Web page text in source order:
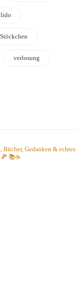
Stöckchen
verlosung
Bücher, Gedanken & echtes
📚☕️